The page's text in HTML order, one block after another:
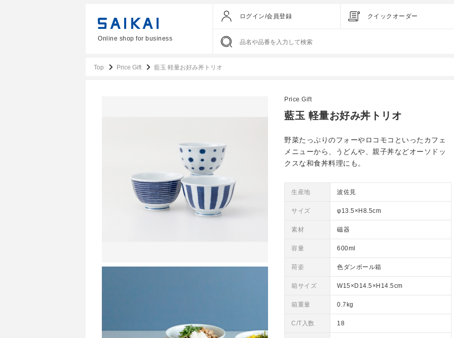
Online shop for business
ログイン/会員登録 クイックオーダー
Top Price Gift 藍玉 軽量お好み丼トリオ
藍玉 軽量お好み丼トリオ
Price Gift
野菜たっぷりのフォーやロコモコといったカフェ
メニューから、うどんや、親子丼などオーソドッ
クスな和食丼料理にも。
生産地 波佐見
サイズ φ13.5×H8.5cm
素材 磁器
容量 600ml
荷姿 色ダンボール箱
箱サイズ W15×D14.5×H14.5cm
箱重量 0.7kg
C/T入数 18